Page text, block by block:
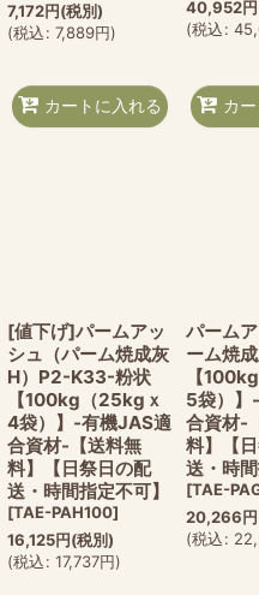
7,172円(税別)
(税込: 7,889円)
カートに入れる
40,952円
(税込:
カ
[値下げ]パームアッ
シュ（パーム焼成灰
H）P2-K33-粉状
【100kg（25kgｘ
4袋）】-有機JAS適
合資材-【送料無
料】【日祭日の配
送・時間指定不可】
[TAE-PAH100]
16,125円(税別)
(税込: 17,737円)
パーム
ーム焼
【
5袋）】
合資材-
料】【
送・時間
[TAE-
20,266円
(税込: